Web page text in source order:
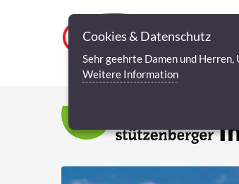
Cookies & Datenschutz
Sehr geehrte Damen und
Weitere Information